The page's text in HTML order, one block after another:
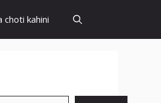
choti kahini